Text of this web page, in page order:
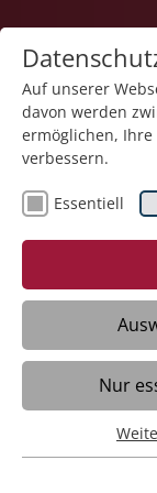
Zukunfts­
Profitiere
und
Zukunfts­
Profitiere
und
Auf unserer
davon werden
ermöglichen,
verbessern.
Essentiell
Nur
Essentiell
Essentielle